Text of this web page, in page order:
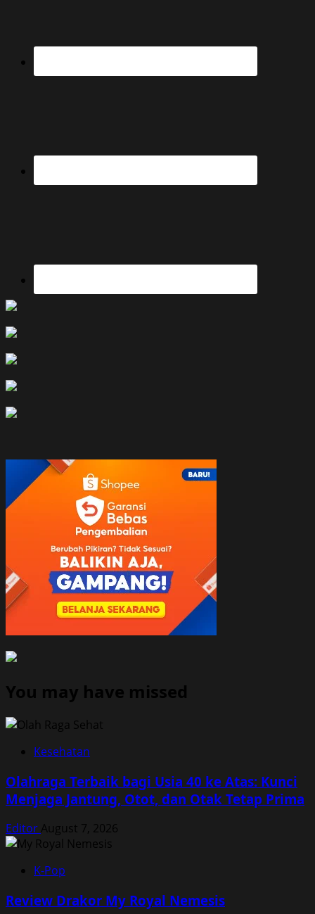
You may have missed
Kesehatan
Olahraga Terbaik bagi Usia 40 ke Atas: Kunci
Menjaga Jantung, Otot, dan Otak Tetap Prima
Editor August 7, 2026
K-Pop
Review Drakor My Royal Nemesis